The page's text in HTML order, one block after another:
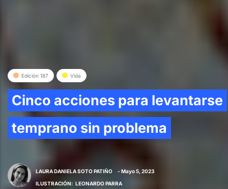
Edición 187 Vida
Cinco acciones para levantarse
temprano sin problema
LAURA DANIELA SOTO PATIÑO
- Mayo 5, 2023
ILUSTRACIÓN: LEONARDO PARRA